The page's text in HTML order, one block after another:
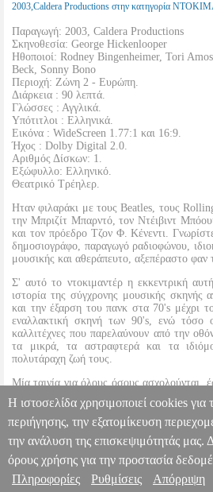
2003,Caldera Productions στην κατηγορία
Παραγωγή: 2003, Caldera Productions
Σκηνοθεσία: George Hickenlooper
Ηθοποιοί: Rodney Bingenheimer, Tori
Beck, Sonny Bono
Περιοχή: Ζώνη 2 - Ευρώπη.
Διάρκεια : 90 λεπτά.
Γλώσσες : Αγγλικά.
Υπότιτλοι : Ελληνικά.
Εικόνα : WideScreen 1.77:1 και 16:9.
Ήχος : Dolby Digital 2.0.
Αριθμός Δίσκων: 1.
Εξώφυλλο: Ελληνικό.
Θεατρικό Τρέηλερ.
Ηταν φιλαράκι με τους Βeatles, τους
την Μπριζίτ Μπαρντό, τον Ντέιβιντ
και τον πρόεδρο Τζον Φ. Κένεντι.
δημοσιογράφο, παραγωγό ραδιοφώνου,
μουσικής και αθεράπευτο, αξεπέραστο
Σ' αυτό το ντοκιμαντέρ η εκκεντρική
ιστορία της σύγχρονης μουσικής σκηνής
και την έξαρση του πανκ στα 70's μέχρι
εναλλακτική σκηνή των 90's, ενώ τόσο
καλλιτέχνες που παρελαύνουν από την
τα μικρά, τα αστραφτερά και τα
πολυτάραχη ζωή τους.
Μία ταινία για όλους όσους ασχολούνται,
και για όλους όσους θα ήθελαν να
ήταν celebrities.
MAYOR OF SUNSET STRIP (DVD)
2003,Caldera Productions
ΝΤΟΚΙΜΑΝΤΕΡ
•2003,Caldera Productions στην
Πληροφορίες & Υπηρεσίες >
Η ιστοσελίδα χρησιμοποιεί cookies για
περιήγησης, την εξατομίκευση
την ανάλυση της επισκεψιμότητάς μας.
όρους χρήσης για την προστασία
Πληροφορίες
Ρυθμίσεις Απόρριψη